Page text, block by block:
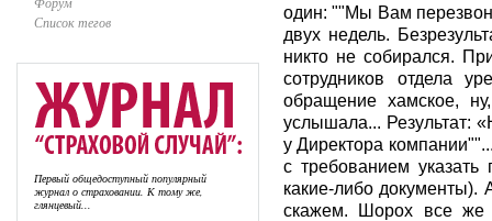
Список тегов
Первый общедоступный популярный
журнал о страховании. К тому же,
глянцевый...
один: ""Мы Вам
двух недель.
никто не собирался.
сотрудников отдела
обращение хамское,
услышала... Результат:
у Директора
с требованием
какие-либо документы).
скажем. Шорох все же